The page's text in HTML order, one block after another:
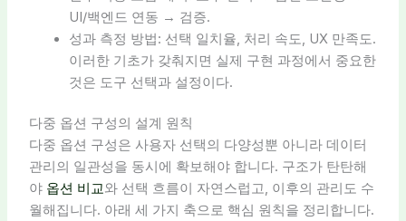
UI/백엔드 연동 → 검증.
성과 측정 방법: 선택 일치율, 처리 속도, UX 만족도.
이러한 기초가 갖춰지면 실제 구현 과정에서 중요한
것은 도구 선택과 설정이다.
다중 옵션 구성의 설계 원칙
다중 옵션 구성은 사용자 선택의 다양성뿐 아니라 데이터
관리의 일관성을 동시에 확보해야 합니다. 구조가 탄탄해
야 옵션 비교와 선택 흐름이 자연스럽고, 이후의 관리도 수
월해집니다. 아래 세 가지 축으로 핵심 원칙을 정리합니다.